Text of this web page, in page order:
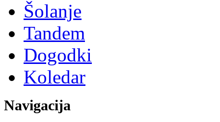
Šolanje
Tandem
Dogodki
Koledar
Navigacija